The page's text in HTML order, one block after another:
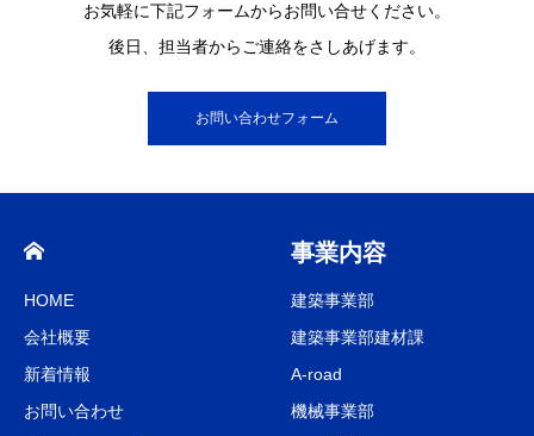
お気軽に下記フォームからお問い合せください。
後日、担当者からご連絡をさしあげます。
お問い合わせフォーム
HOME
会社概要
新着情報
お問い合わせ
事業内容
建築事業部
建築事業部建材課
A-road
機械事業部